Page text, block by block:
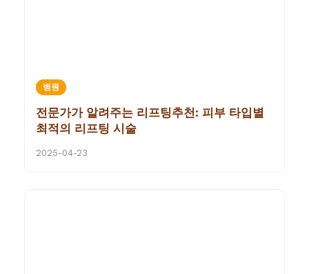
병원
전문가가 알려주는 리프팅추천: 피부 타입별
최적의 리프팅 시술
2025-04-23